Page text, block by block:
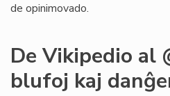
de opinimovado.
De Vikipedio al
blufoj kaj